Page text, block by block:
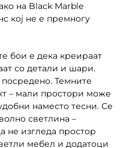
на Black Marble
кој не е премногу
бои е дека креираат
со детали и шари.
Темните
– мали простори може
наместо тесни. Се
светлина –
не изгледа простор
мебел и додатоци